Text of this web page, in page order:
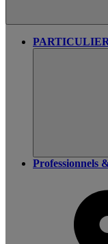
Professionnels